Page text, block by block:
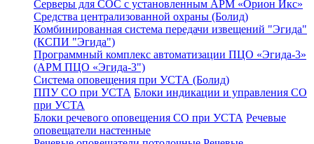
Серверы для СОС с установленным АРМ «Орион Икс»
Средства централизованной охраны (Болид)
Комбинированная система передачи извещений "Эгида"
(КСПИ "Эгида")
Программный комплекс автоматизации ПЦО «Эгида-3»
(АРМ ПЦО «Эгида-3")
Система оповещения при УСТА (Болид)
ППУ СО при УСТА Блоки индикации и управления СО
при УСТА
Блоки речевого оповещения СО при УСТА Речевые
оповещатели настенные